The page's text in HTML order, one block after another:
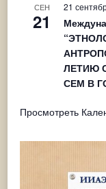
СЕН
21
21
ЛЕТИЮ
СЕМ В
Просмотреть